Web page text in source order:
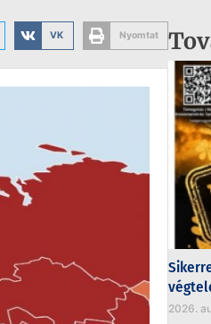
VK Nyomtat
2026.